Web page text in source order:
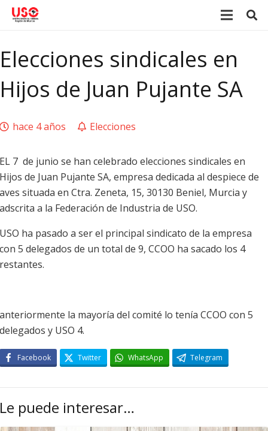
Elecciones sindicales en
Hijos de Juan Pujante SA
hace 4 años Elecciones
EL 7 de junio se han celebrado elecciones sindicales en
Hijos de Juan Pujante SA, empresa dedicada al despiece de
aves situada en Ctra. Zeneta, 15, 30130 Beniel, Murcia y
adscrita a la Federación de Industria de USO.
USO ha pasado a ser el principal sindicato de la empresa
con 5 delegados de un total de 9, CCOO ha sacado los 4
restantes.
anteriormente la mayoría del comité lo tenía CCOO con 5
delegados y USO 4.
Facebook Twitter WhatsApp Telegram
Le puede interesar…